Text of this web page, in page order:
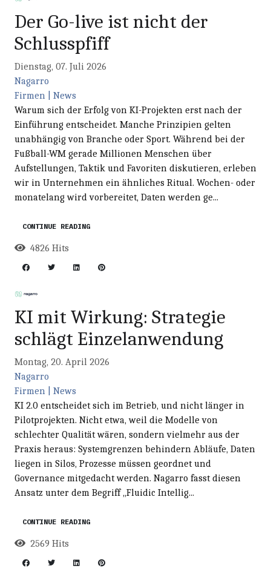
Der Go-live ist nicht der
Schlusspfiff
Dienstag, 07. Juli 2026
Nagarro
Firmen | News
Warum sich der Erfolg von KI-Projekten erst nach der
Einführung entscheidet. Manche Prinzipien gelten
unabhängig von Branche oder Sport. Während bei der
Fußball-WM gerade Millionen Menschen über
Aufstellungen, Taktik und Favoriten diskutieren, erleben
wir in Unternehmen ein ähnliches Ritual. Wochen- oder
monatelang wird vorbereitet, Daten werden ge...
CONTINUE READING
4826 Hits
KI mit Wirkung: Strategie
schlägt Einzelanwendung
Montag, 20. April 2026
Nagarro
Firmen | News
KI 2.0 entscheidet sich im Betrieb, und nicht länger in
Pilotprojekten. Nicht etwa, weil die Modelle von
schlechter Qualität wären, sondern vielmehr aus der
Praxis heraus: Systemgrenzen behindern Abläufe, Daten
liegen in Silos, Prozesse müssen geordnet und
Governance mitgedacht werden. Nagarro fasst diesen
Ansatz unter dem Begriff „Fluidic Intellig...
CONTINUE READING
2569 Hits